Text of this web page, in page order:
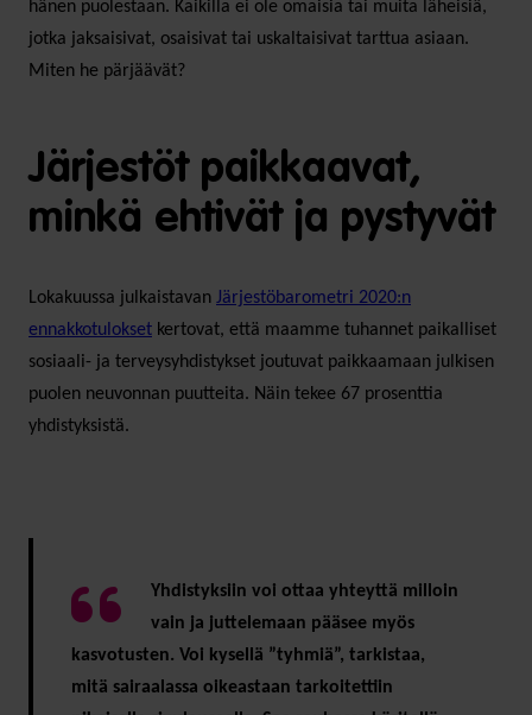
hänen puolestaan. Kaikilla ei ole omaisia tai muita läheisiä,
jotka jaksaisivat, osaisivat tai uskaltaisivat tarttua asiaan.
Miten he pärjäävät?
Järjestöt paikkaavat,
minkä ehtivät ja pystyvät
Lokakuussa julkaistavan Järjestöbarometri 2020:n
ennakkotulokset kertovat, että maamme tuhannet paikalliset
sosiaali- ja terveysyhdistykset joutuvat paikkaamaan julkisen
puolen neuvonnan puutteita. Näin tekee 67 prosenttia
yhdistyksistä.
Yhdistyksiin voi ottaa yhteyttä milloin
vain ja juttelemaan pääsee myös
kasvotusten. Voi kysellä ”tyhmiä”, tarkistaa,
mitä sairaalassa oikeastaan tarkoitettiin